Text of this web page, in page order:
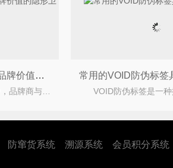
不干胶防伪标签——守护品牌价值的隐形卫士
在假货泛滥的市场环境中，品牌商与消费者之间的信任桥梁岌岌可危。如何让每一件产品都拥有独一
常用的VOID防伪标签
防窜货系统 溯源系统 会员积分系统